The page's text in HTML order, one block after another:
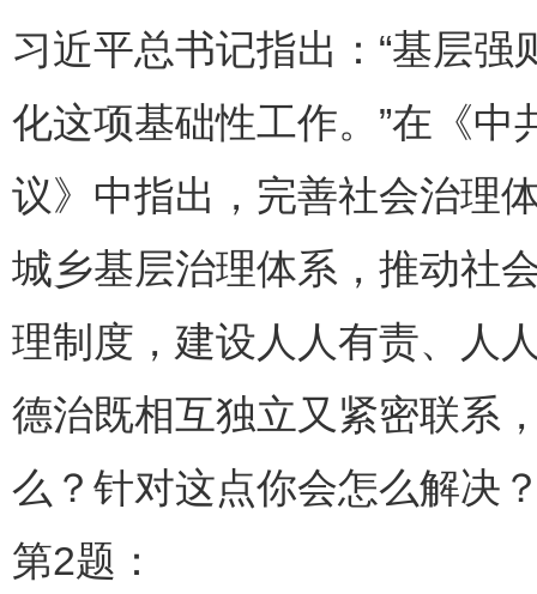
习近平总书记指出：“基层
化这项基础性工作。”在《
议》中指出，完善社会治理
城乡基层治理体系，推动社
理制度，建设人人有责、人
德治既相互独立又紧密联系
么？针对这点你会怎么解决
第2题：